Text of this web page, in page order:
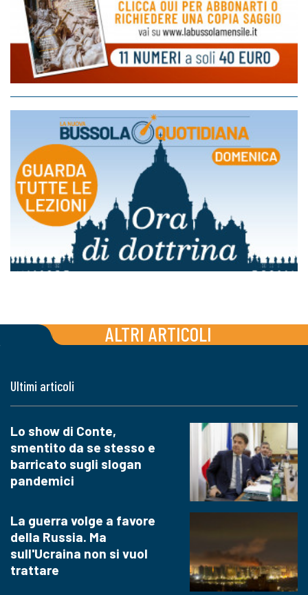
ALTRI ARTICOLI
Ultimi articoli
Lo show di Conte,
smentito da se stesso e
barricato sugli slogan
pandemici
La guerra volge a favore
della Russia. Ma
sull'Ucraina non si vuol
trattare